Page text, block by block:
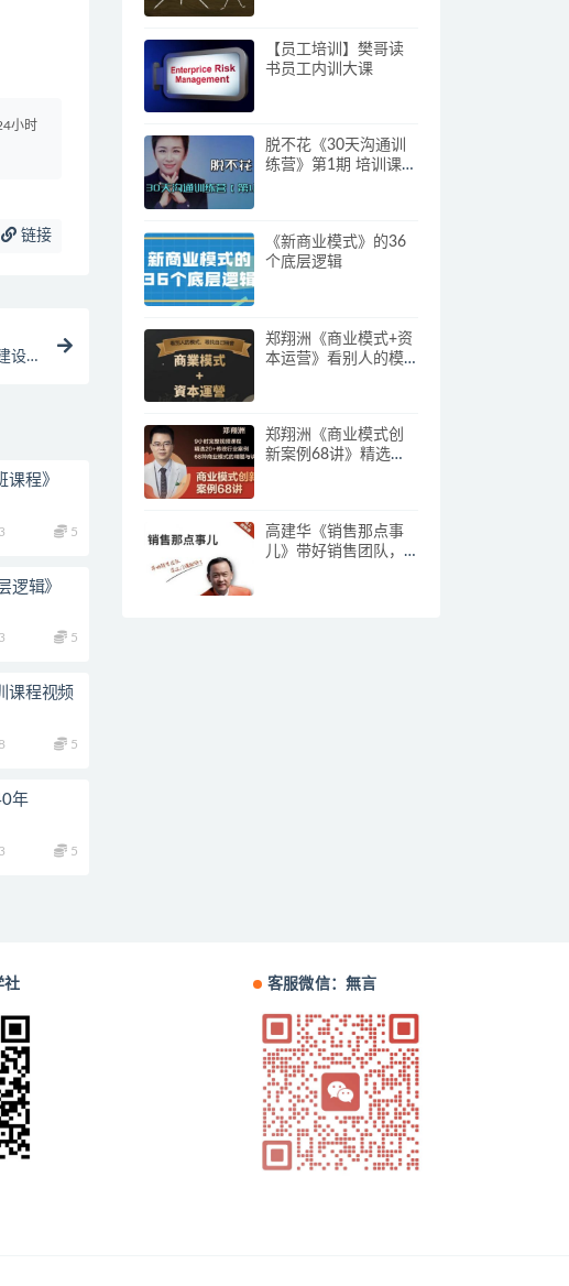
小时
链接
设
程》
5
逻辑》
5
课程视频
5
年
5
【员工培训】樊哥读
书员工内训大课
脱不花《30天沟通训
练营》第1期 培训课程
《新商业模式》的36
个底层逻辑
郑翔洲《商业模式+资
本运营》看别人的模
郑翔洲《商业模式创
新案例68讲》精选
高建华《销售那点事
儿》带好销售团队，
社 客服微信：無言